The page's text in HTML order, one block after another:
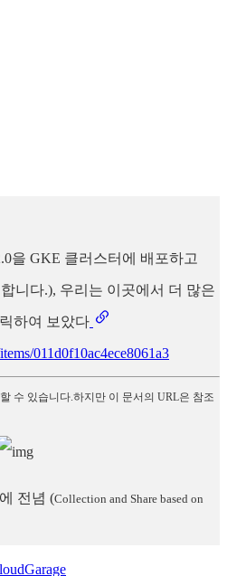
을 GKE 클러스터에 배포하고
니다.), 우리는 이곳에서 더 많은
하여 보았다
011d0f10ac4ece8061a3
수 있습니다.하지만 이 문서의 URL은 참조
전념 (Collection and Share based on